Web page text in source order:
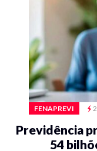
FENAPREVI
Previdência
54